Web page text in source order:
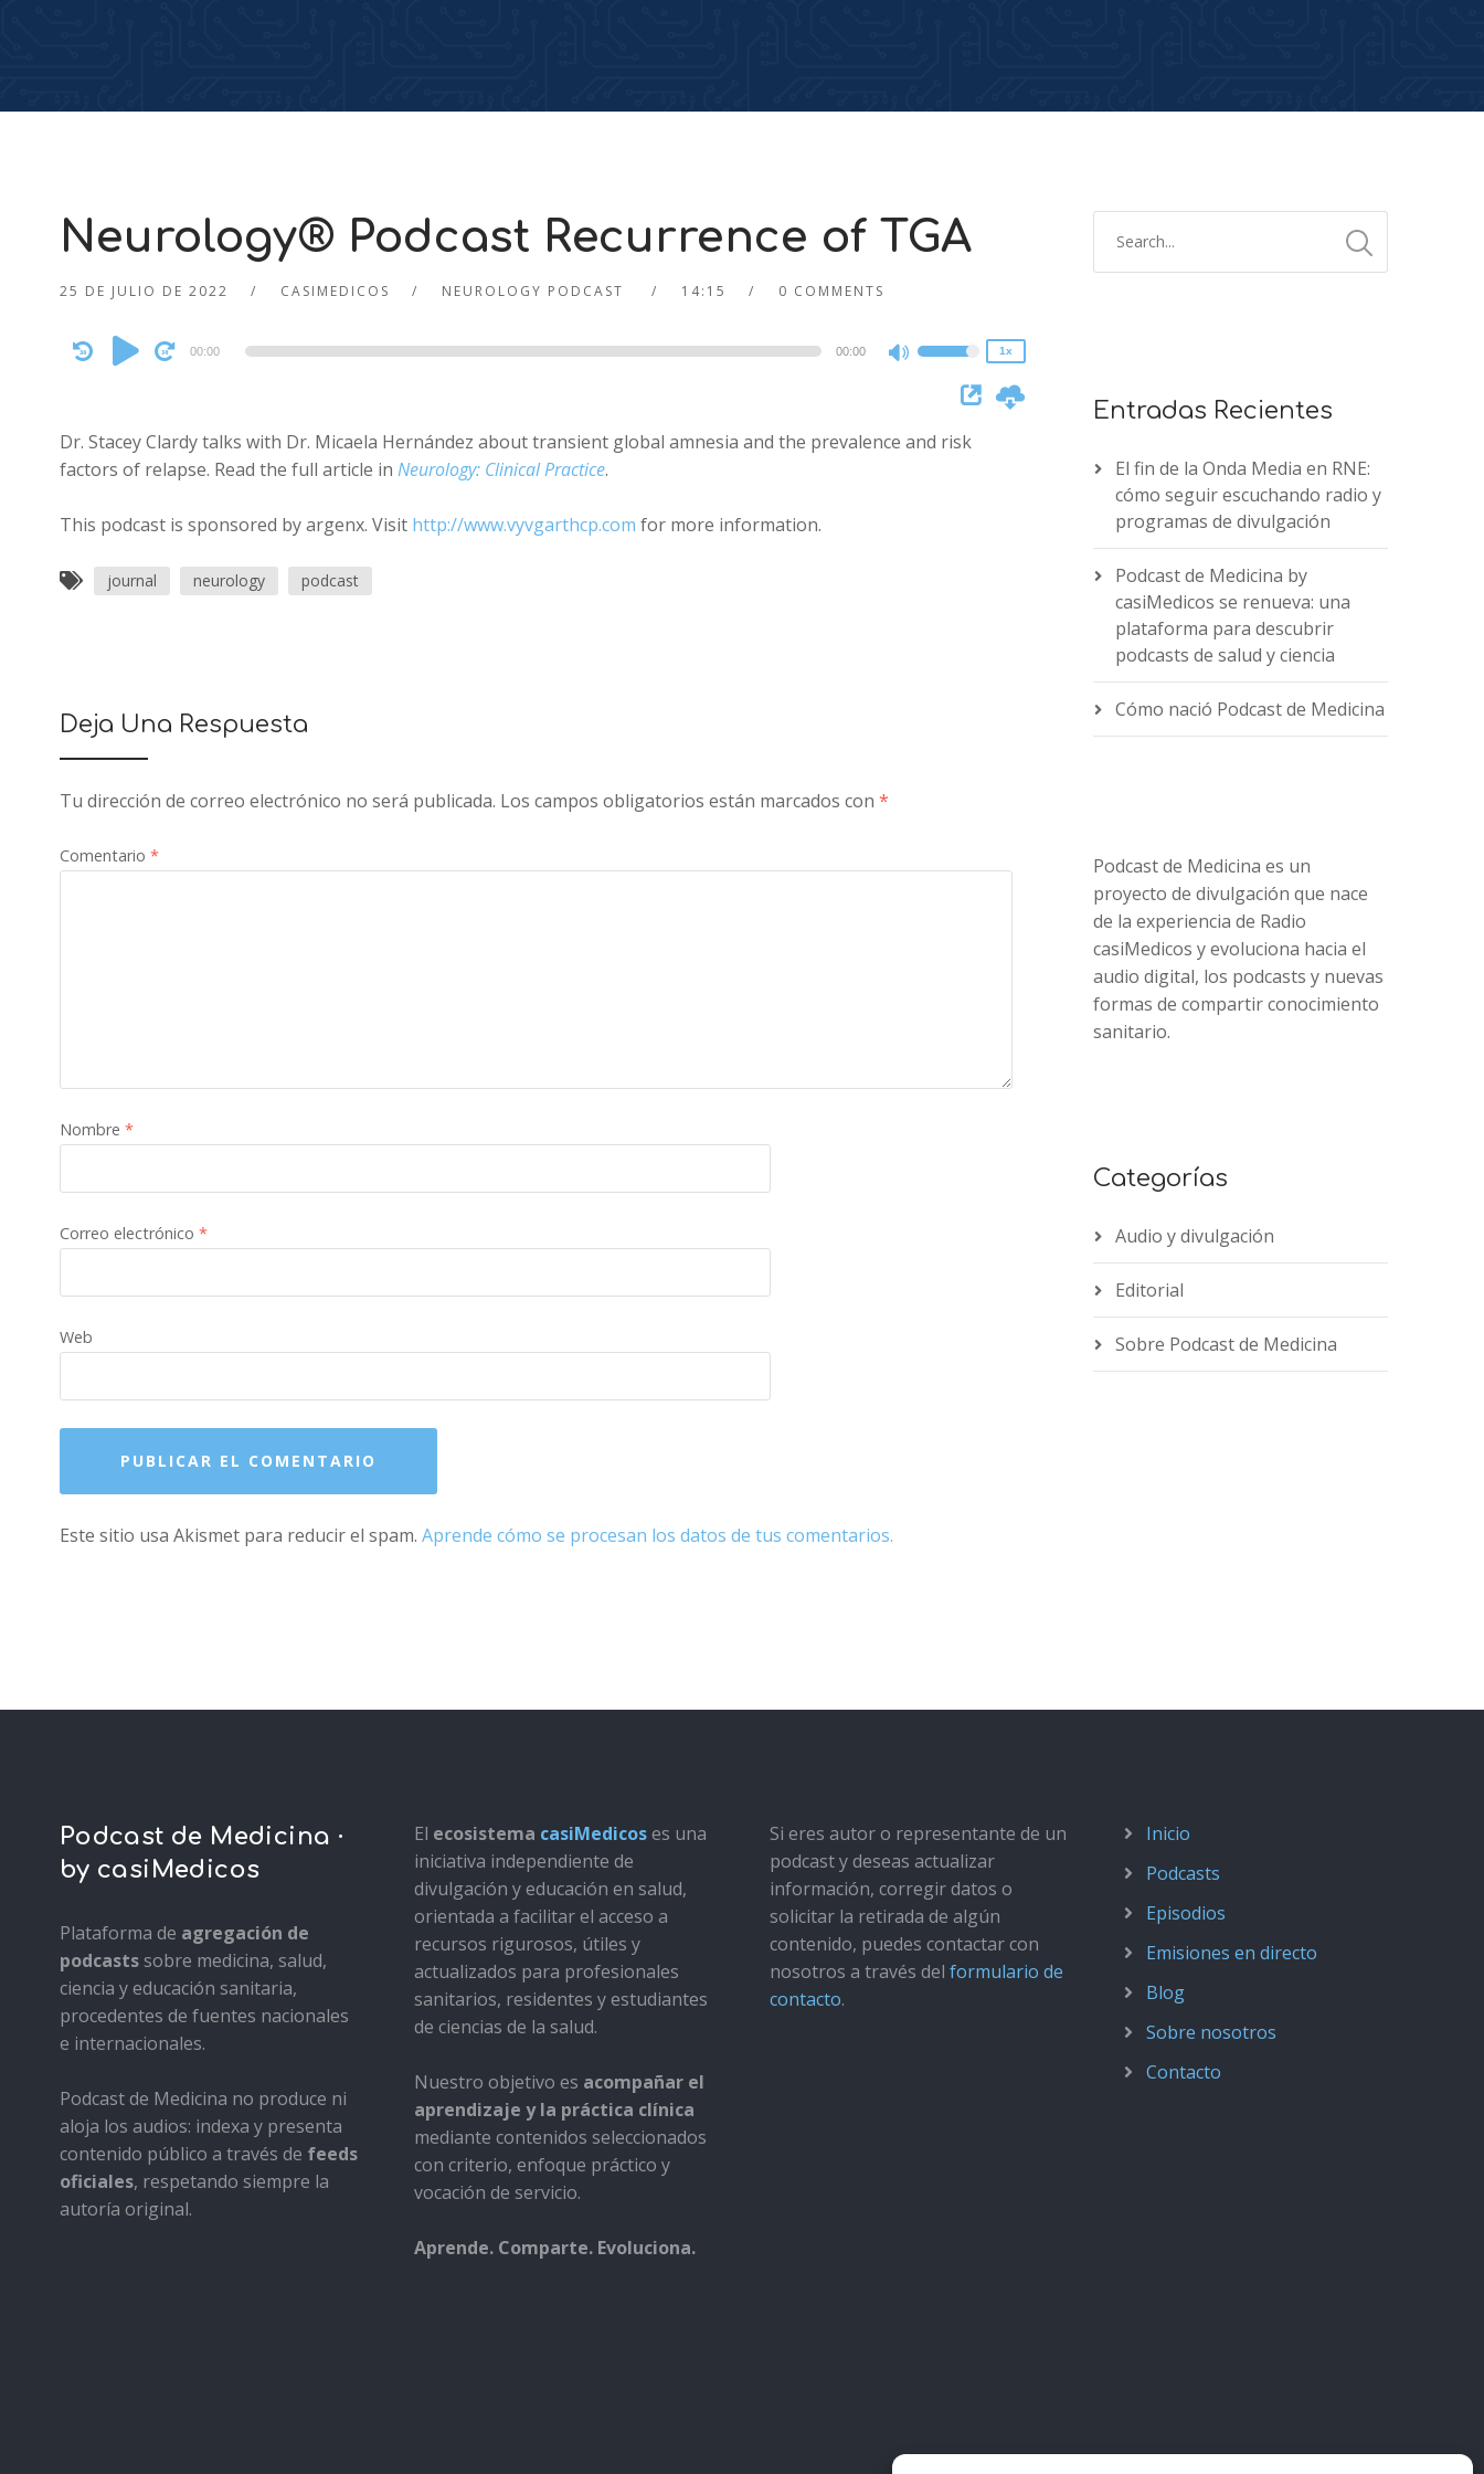
Neurology® Podcast Recurrence of TGA
25 DE JULIO DE 2022 CASIMEDICOS NEUROLOGY PODCAST 14:15 0 COMMENTS
Audio
Player
00:00 00:00
Use
Up/Down
keys
1x
Dr. Stacey Clardy talks with Dr. Micaela Hernández about transient global amnesia and the prevalence and risk
factors of relapse. Read the full article in Neurology: Clinical Practice.
This podcast is sponsored by argenx. Visit http://www.vyvgarthcp.com for more information.
journal neurology podcast
Deja Una Respuesta
Tu dirección de correo electrónico no será publicada. Los campos obligatorios están marcados con *
Comentario *
Nombre *
Correo electrónico *
Web
Este sitio usa Akismet para reducir el spam. Aprende cómo se procesan los datos de tus comentarios.
Entradas Recientes
El fin de la Onda Media en RNE:
cómo seguir escuchando radio y
programas de divulgación
Podcast de Medicina by
casiMedicos se renueva: una
plataforma para descubrir
podcasts de salud y ciencia
Cómo nació Podcast de Medicina
Podcast de Medicina es un
proyecto de divulgación que nace
de la experiencia de Radio
casiMedicos y evoluciona hacia el
audio digital, los podcasts y nuevas
formas de compartir conocimiento
sanitario.
Categorías
Audio y divulgación
Editorial
Sobre Podcast de Medicina
Podcast de Medicina ·
by casiMedicos
Plataforma de agregación de
podcastssobre medicina, salud,
ciencia y educación sanitaria,
procedentes de fuentes nacionales
e internacionales.
Podcast de Medicina no produce ni
aloja los audios: indexa y presenta
contenido público a través de feeds
oficiales, respetando siempre la
autoría original.
El ecosistema casiMedicoses una
iniciativa independiente de
divulgación y educación en salud,
orientada a facilitar el acceso a
recursos rigurosos, útiles y
actualizados para profesionales
sanitarios, residentes y estudiantes
de ciencias de la salud.
Nuestro objetivo es acompañar el
aprendizaje y la práctica clínica
mediante contenidos seleccionados
con criterio, enfoque práctico y
vocación de servicio.
Aprende. Comparte. Evoluciona.
Si eres autor o representante de un
podcast y deseas actualizar
información, corregir datos o
solicitar la retirada de algún
contenido, puedes contactar con
nosotros a través del formulario de
contacto.
Inicio
Podcasts
Episodios
Emisiones en directo
Blog
Sobre nosotros
Contacto